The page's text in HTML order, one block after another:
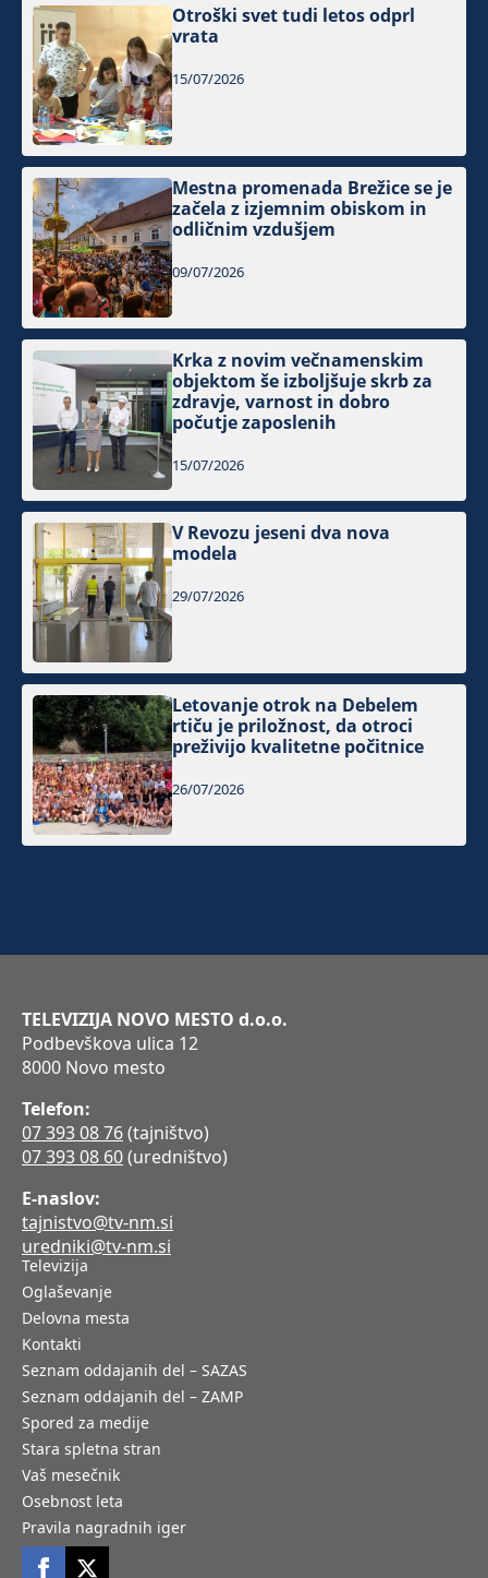
Otroški svet tudi letos odprl
vrata
15/07/2026
Mestna promenada Brežice se je
začela z izjemnim obiskom in
odličnim vzdušjem
09/07/2026
Krka z novim večnamenskim
objektom še izboljšuje skrb za
zdravje, varnost in dobro
počutje zaposlenih
15/07/2026
V Revozu jeseni dva nova
modela
29/07/2026
Letovanje otrok na Debelem
rtiču je priložnost, da otroci
preživijo kvalitetne počitnice
26/07/2026
TELEVIZIJA NOVO MESTO d.o.o.
Podbevškova ulica 12
8000 Novo mesto
Telefon:
07 393 08 76(tajništvo)
07 393 08 60(uredništvo)
E-naslov:
tajnistvo@tv-nm.si
uredniki@tv-nm.si
Televizija
Oglaševanje
Delovna mesta
Kontakti
Seznam oddajanih del – SAZAS
Seznam oddajanih del – ZAMP
Spored za medije
Stara spletna stran
Vaš mesečnik
Osebnost leta
Pravila nagradnih iger